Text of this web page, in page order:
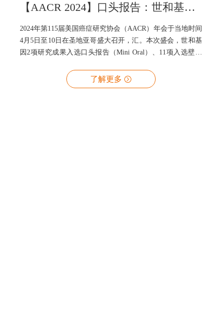
【AACR 2024】口头报告：世和基因13项研究助力肿瘤全周期精准治疗
2024年第115届美国癌症研究协会（AACR）年会于当地时间
4月5日至10日在圣地亚哥盛大召开，汇。本次盛会，世和基
因2项研究成果入选口头报告（Mini Oral）、11项入选壁报
MRD技术创新与应用、ctDNA液体活检多场景临床应用以及
多组学生物标志物探究进行了全方位探索。
了解更多